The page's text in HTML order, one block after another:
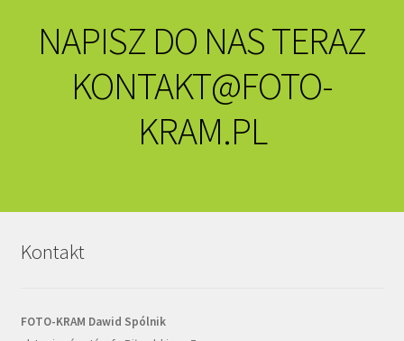
NAPISZ DO NAS TERAZ
KONTAKT@FOTO-
KRAM.PL
Kontakt
FOTO-KRAM Dawid Spólnik